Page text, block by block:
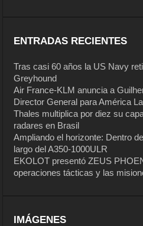
ENTRADAS RECIENTES
Tras casi 60 años la US Navy
Greyhound
Air France-KLM anuncia a
Director General para América
Thales multiplica por diez su
radares en Brasil
Ampliando el horizonte: Dentro
largo del A350-1000ULR
EKOLOT presentó ZEUS
operaciones tácticas y las
IMÁGENES